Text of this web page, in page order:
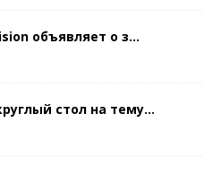
объявляет о з...
стол на тему...